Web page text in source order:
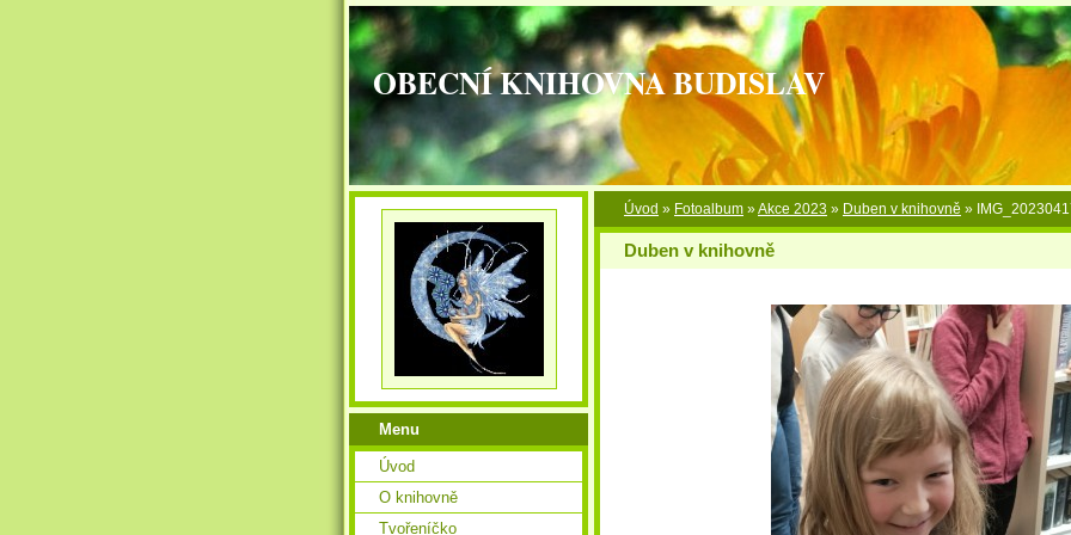
OBECNÍ KNIHOVNA BUDISLAV
Úvod » Fotoalbum »Akce 2023 » Duben v knihovně »
Duben v knihovně
Menu
Úvod
O knihovně
Tvořeníčko